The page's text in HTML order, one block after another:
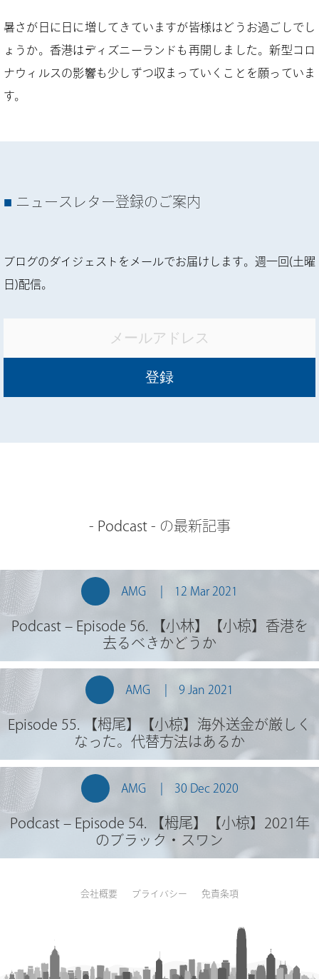
暑さが日に日に増してきていますが皆様はどうお過ごしでし
ょうか。香港はディズニーランドも再開しました。新型コロ
ナウィルスの影響も少しずつ収まっていくことを願っていま
す。
ニュースレター登録のご案内
ブログのダイジェストをメールでお届けします。週一回(土曜
日)配信。
- Podcast- の最新記事
AMG 12 Mar 2021
Podcast – Episode 56. 【小林】【小椋】香港を
去るべきかどうか
AMG 9 Jan 2021
Episode 55. 【栂尾】【小椋】海外送金が厳しく
なった。代替方法はあるか
AMG 30 Dec 2020
Podcast – Episode 54. 【栂尾】【小椋】2021年
のブラック・スワン
会社概要 プライバシー 免責条項